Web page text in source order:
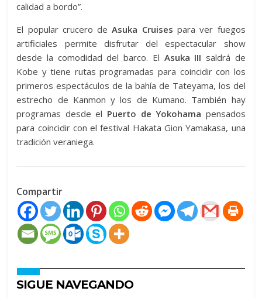
calidad a bordo”.
El popular crucero de Asuka Cruises para ver fuegos
artificiales permite disfrutar del espectacular show
desde la comodidad del barco. El Asuka III saldrá de
Kobe y tiene rutas programadas para coincidir con los
primeros espectáculos de la bahía de Tateyama, los del
estrecho de Kanmon y los de Kumano. También hay
programas desde el Puerto de Yokohama pensados
para coincidir con el festival Hakata Gion Yamakasa, una
tradición veraniega.
Compartir
SIGUE NAVEGANDO